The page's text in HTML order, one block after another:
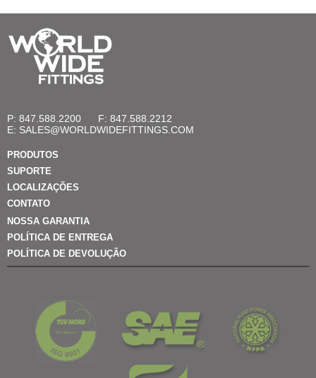
P: 847.588.2200
F: 847.588.2212
E: SALES@WORLDWIDEFITTINGS.COM
PRODUTOS
SUPORTE
LOCALIZAÇÕES
CONTATO
NOSSA GARANTIA
POLÍTICA DE ENTREGA
POLÍTICA DE DEVOLUÇÃO